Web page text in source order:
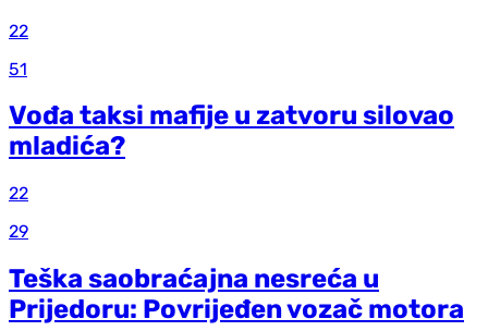
22
51
Vođa taksi mafije u zatvoru silovao
mladića?
22
29
Teška saobraćajna nesreća u
Prijedoru: Povrijeđen vozač motora